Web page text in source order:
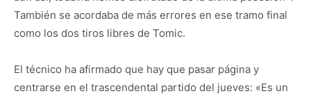
También se acordaba de más errores en ese tramo final
como los dos tiros libres de Tomic.
El técnico ha afirmado que hay que pasar página y
centrarse en el trascendental partido del jueves: «Es un